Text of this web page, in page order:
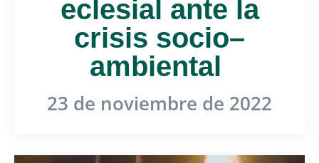
eclesial ante la
crisis socio–
ambiental
23 de noviembre de 2022